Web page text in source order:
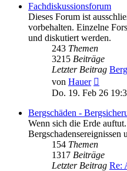
Fachdiskussionsforum
Dieses Forum ist
vorbehalten. Einzelne
und diskutiert werden.
243 Themen
3215 Beiträge
Letzter Beitrag
von Hauer
Beitrag
Do. 19. Feb 26
Bergschäden -
Wenn sich die Erde
Bergschadensereignissen
154 Themen
1317 Beiträge
Letzter Beitrag Re: